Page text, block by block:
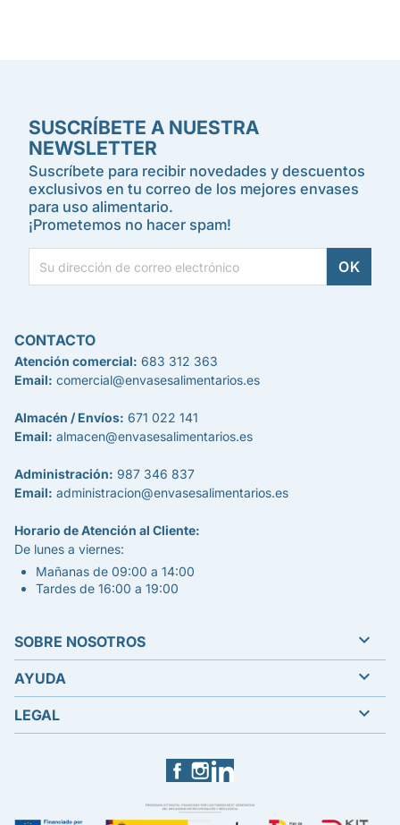
SUSCRÍBETE A NUESTRA
NEWSLETTER
Suscríbete para recibir novedades y descuentos
exclusivos en tu correo de los mejores envases
para uso alimentario.
¡Prometemos no hacer spam!
Facebook
CONTACTO
Atención comercial: 683 312 363
Email: comercial@envasesalimentarios.es
Almacén / Envíos: 671 022 141
Email: almacen@envasesalimentarios.es
Administración: 987 346 837
Email: administracion@envasesalimentarios.es
Horario de Atención al Cliente:
De lunes a viernes:
Mañanas de 09:00 a 14:00
Tardes de 16:00 a 19:00
SOBRE NOSOTROS 
AYUDA 
LEGAL 